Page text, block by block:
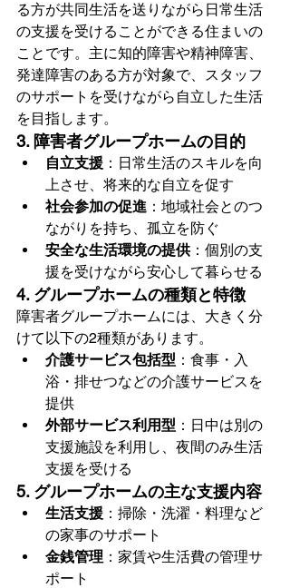
る方が共同生活を送りながら日常生活
の支援を受けることができる住まいの
ことです。主に知的障害や精神障害、
発達障害のある方が対象で、スタッフ
のサポートを受けながら自立した生活
を目指します。
3. 障害者グループホームの目的
自立支援 ：日常生活のスキルを向
上させ、将来的な自立を促す
社会参加の促進 ：地域社会とのつ
ながりを持ち、孤立を防ぐ
安全な生活環境の提供：個別の支
援を受けながら安心して暮らせる
4. グループホームの種類と特徴
障害者グループホームには、大きく分
けて以下の2種類があります。
介護サービス包括型 ：食事・入
浴・排せつなどの介護サービスを
提供
外部サービス利用型 ：日中は別の
支援施設を利用し、夜間のみ生活
支援を受ける
5. グループホームの主な支援内容
生活支援 ：掃除・洗濯・料理など
の家事のサポート
金銭管理 ：家賃や生活費の管理サ
ポート